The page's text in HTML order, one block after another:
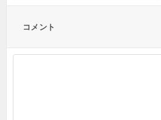
コメント